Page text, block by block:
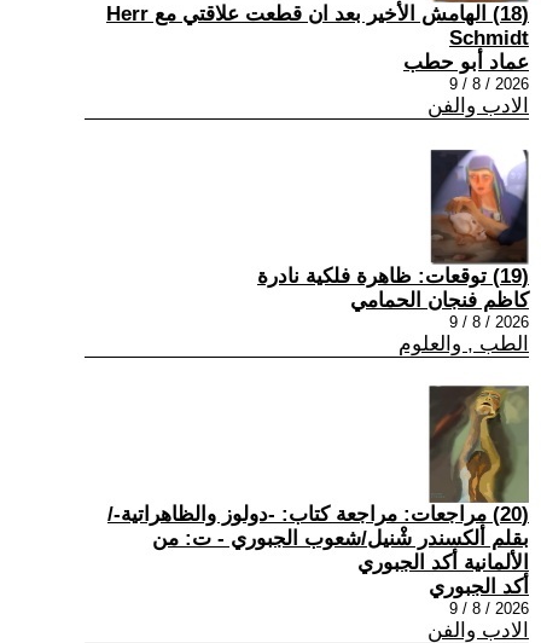
(18) الهامش الأخير بعد ان قطعت علاقتي مع Herr
Schmidt
عماد أبو حطب
2026 / 8 / 9
الادب والفن
(19) توقعات: ظاهرة فلكية نادرة
كاظم فنجان الحمامي
2026 / 8 / 9
الطب , والعلوم
(20) مراجعات: مراجعة كتاب: -دولوز والظاهراتية-/
بقلم ألكسندر شْنيل/شعوب الجبوري - ت: من
الألمانية أكد الجبوري
أكد الجبوري
2026 / 8 / 9
الادب والفن